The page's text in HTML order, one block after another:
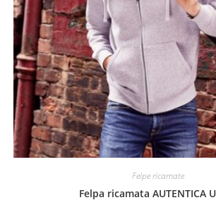
Felpe ricamate
Felpa ricamata AUTENTICA